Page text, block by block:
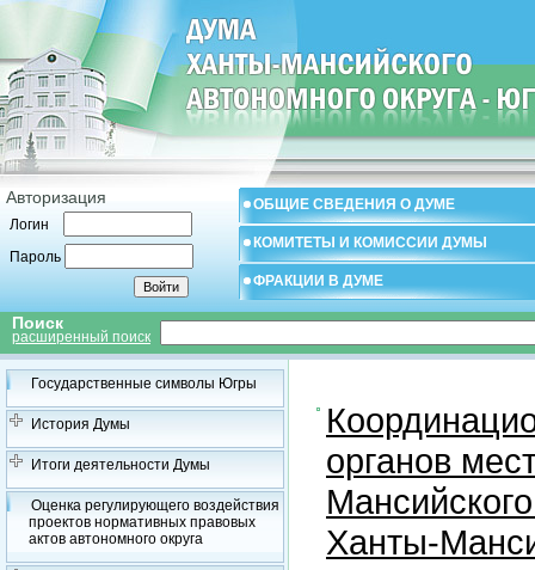
Авторизация
Логин
Пароль
ОБЩИЕ СВЕДЕНИЯ О ДУМЕ
КОМИТЕТЫ И КОМИССИИ ДУМЫ
ФРАКЦИИ В ДУМЕ
Поиск
расширенный поиск
Государственные символы Югры
История Думы
Итоги деятельности Думы
Оценка регулирующего воздействия
проектов нормативных правовых
актов автономного округа
органов
Ханты-